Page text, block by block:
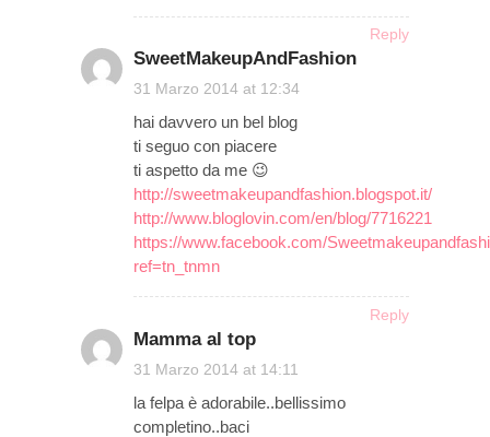
Reply
SweetMakeupAndFashion
31 Marzo 2014 at 12:34
hai davvero un bel blog
ti seguo con piacere
ti aspetto da me 😉
http://sweetmakeupandfashion.blogspot.it/
http://www.bloglovin.com/en/blog/7716221
https://www.facebook.com/
ref=tn_tnmn
Reply
Mamma al top
31 Marzo 2014 at 14:11
la felpa è adorabile..bellissimo
completino..baci